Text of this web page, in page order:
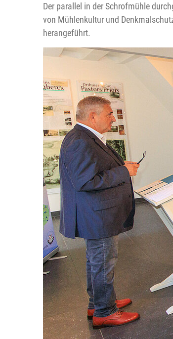
Der parallel in der Schrofmühle
von Mühlenkultur und
herangeführt.